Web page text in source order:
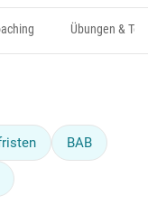
Übungen &
BAB